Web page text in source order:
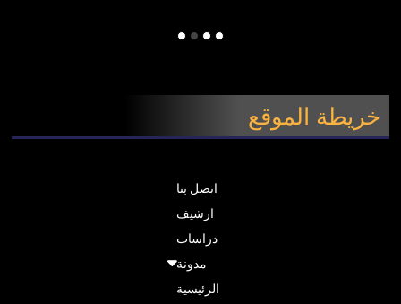
خريطة الموقع
اتصل بنا
ارشيف
دراسات
مدونة
الرئيسية